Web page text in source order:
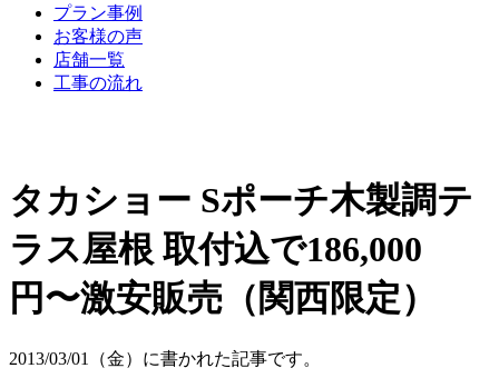
プラン事例
お客様の声
店舗一覧
工事の流れ
タカショー Sポーチ木製調テ
ラス屋根 取付込で186,000
円〜激安販売（関西限定）
2013/03/01（金）に書かれた記事です。